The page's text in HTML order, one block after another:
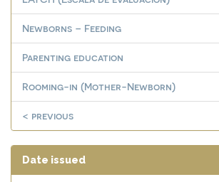
Newborns – Feeding
Parenting education
Rooming-in (Mother-Newborn)
< previous
Date issued